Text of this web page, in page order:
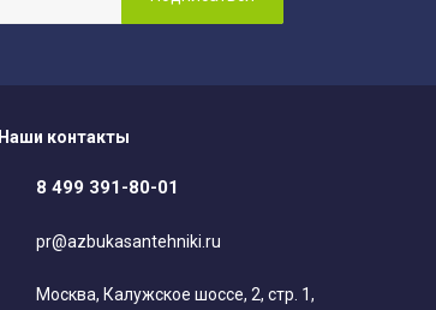
Наши контакты
8 499 391-80-01
pr@azbukasantehniki.ru
Москва, Калужское шоссе, 2, стр. 1,